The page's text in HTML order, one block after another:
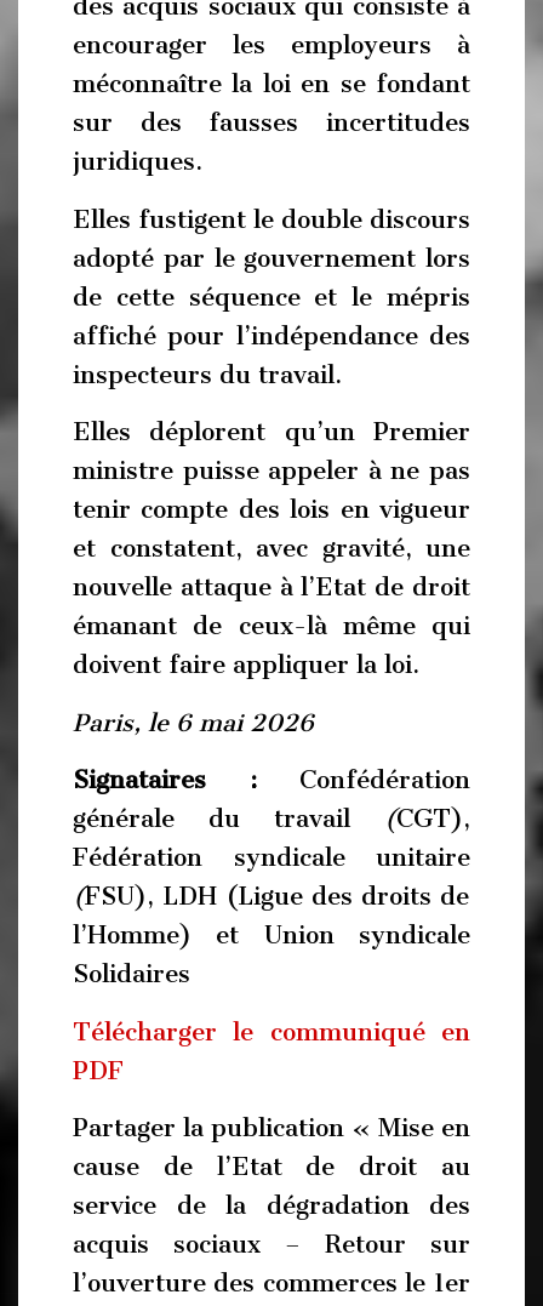
des acquis sociaux qui consiste à
encourager les employeurs à
méconnaître la loi en se fondant
sur des fausses incertitudes
juridiques.
Elles fustigent le double discours
adopté par le gouvernement lors
de cette séquence et le mépris
affiché pour l’indépendance des
inspecteurs du travail.
Elles déplorent qu’un Premier
ministre puisse appeler à ne pas
tenir compte des lois en vigueur
et constatent, avec gravité, une
nouvelle attaque à l’Etat de droit
émanant de ceux-là même qui
doivent faire appliquer la loi.
Paris, le 6 mai 2026
Signataires :Confédération
générale du travail(CGT),
Fédération syndicale unitaire
(FSU), LDH (Ligue des droits de
l’Homme) et Union syndicale
Solidaires
Télécharger le communiqué en
PDF
Partager la publication « Mise en
cause de l’Etat de droit au
service de la dégradation des
acquis sociaux – Retour sur
l’ouverture des commerces le 1er